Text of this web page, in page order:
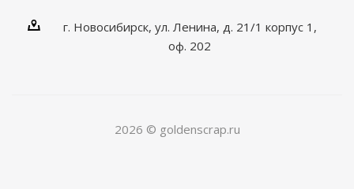
г. Новосибирск, ул. Ленина, д. 21/1 корпус 1,
оф. 202
2026 © goldenscrap.ru